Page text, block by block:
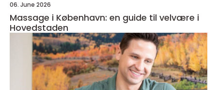
06. June 2026
Massage i København: en guide til velvære i
Hovedstaden